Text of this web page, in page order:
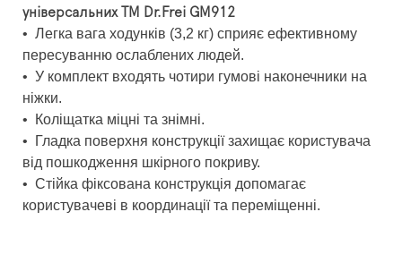
універсальних ТМ Dr.Frei GM912
• Легка вага ходунків (3,2 кг) сприяє ефективному
пересуванню ослаблених людей.
• У комплект входять чотири гумові наконечники на
ніжки.
•
Коліщатка міцні та знімні.
•
Гладка поверхня конструкції захищає користувача
від пошкодження шкірного покриву.
• Стійка фіксована конструкція допомагає
користувачеві в координації та переміщенні.